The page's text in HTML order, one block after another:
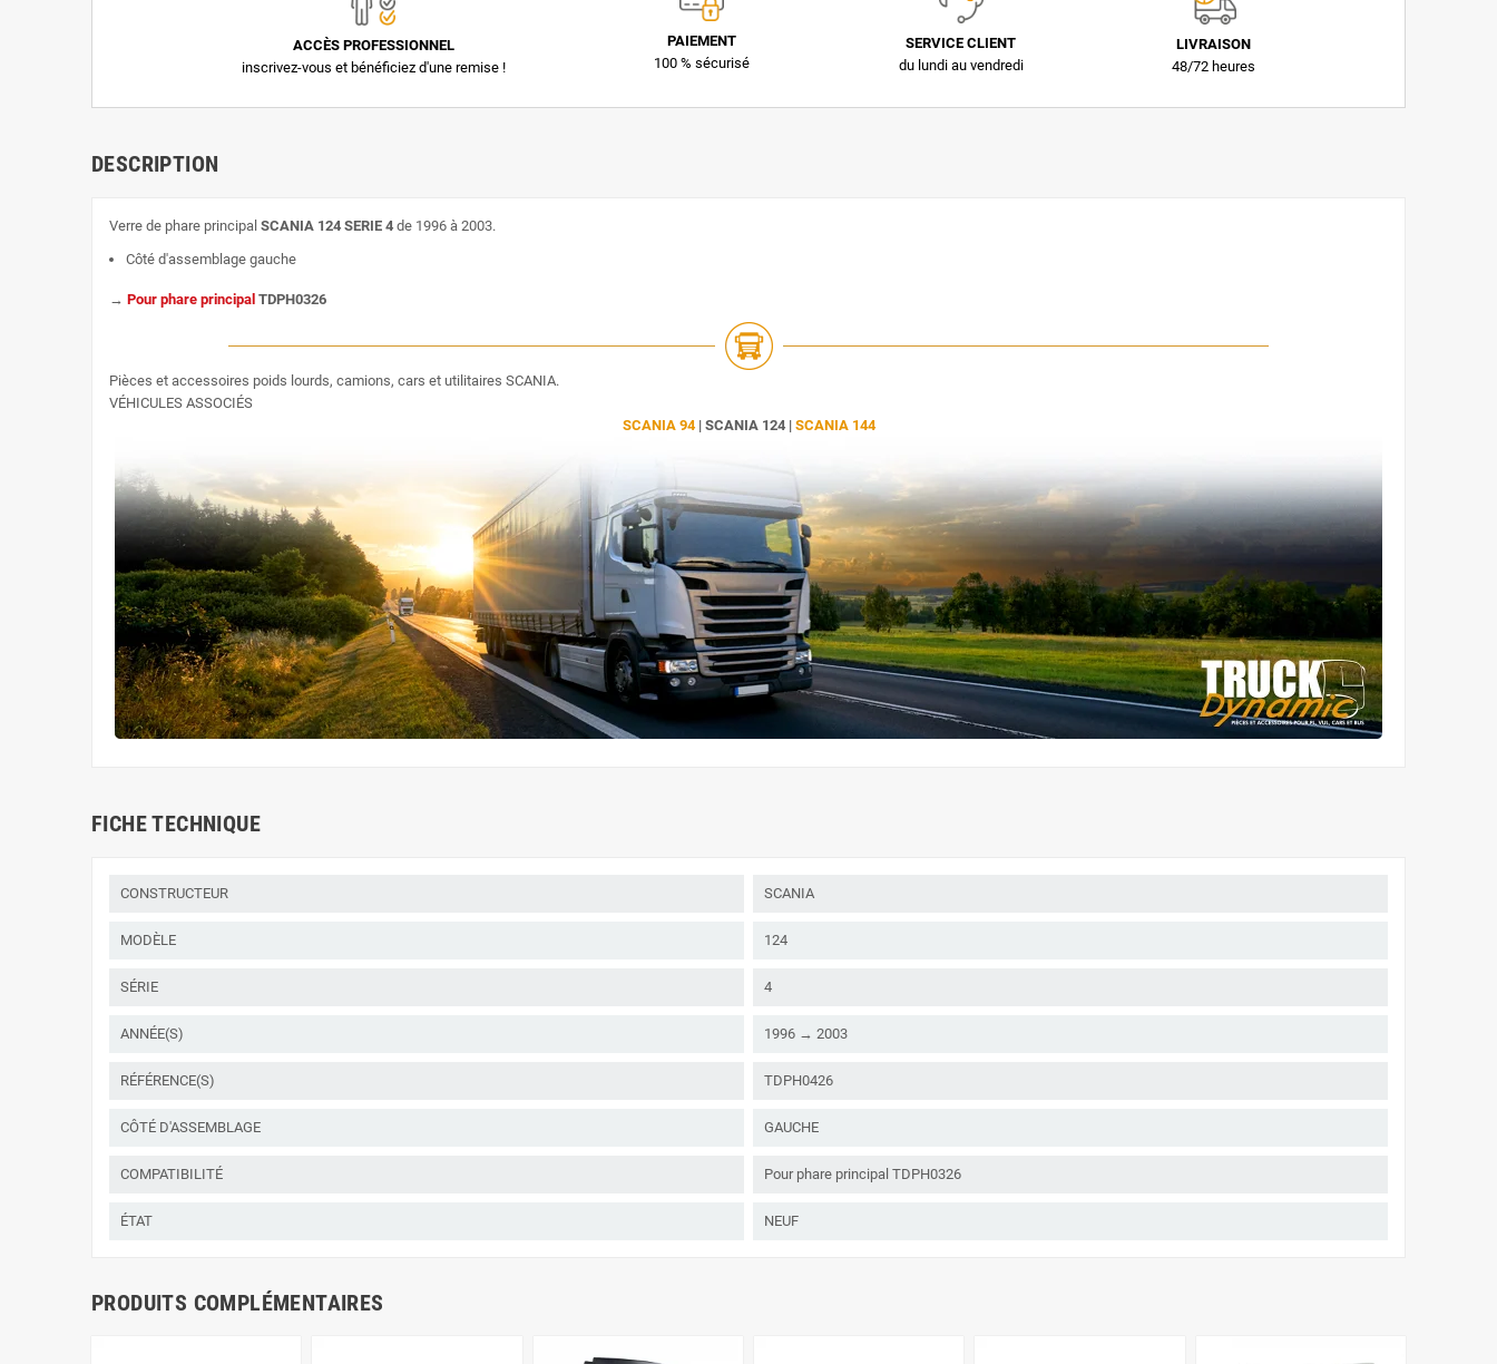
ACCÈS PROFESSIONNEL
inscrivez-vous et bénéficiez d'une remise !
PAIEMENT
100 % sécurisé
SERVICE CLIENT
du lundi au vendredi
LIVRAISON
48/72 heures
DESCRIPTION
Verre de phare principal SCANIA 124 SERIE 4 de 1996 à 2003.
Côté d'assemblage gauche
→ Pour phare principal TDPH0326
Pièces et accessoires poids lourds, camions, cars et utilitaires SCANIA.
VÉHICULES ASSOCIÉS
SCANIA 94| SCANIA 124 | SCANIA 144
FICHE TECHNIQUE
CONSTRUCTEUR SCANIA
MODÈLE 124
SÉRIE 4
ANNÉE(S) 1996 → 2003
RÉFÉRENCE(S) TDPH0426
CÔTÉ D'ASSEMBLAGE GAUCHE
COMPATIBILITÉ Pour phare principal TDPH0326
ÉTAT NEUF
PRODUITS COMPLÉMENTAIRES